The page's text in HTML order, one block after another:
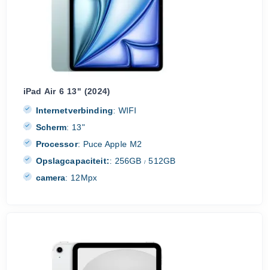
iPad Air 6 13" (2024)
Internetverbinding: WIFI
Scherm: 13"
Processor: Puce Apple M2
Opslagcapaciteit:: 256GB/ 512GB
camera: 12Mpx